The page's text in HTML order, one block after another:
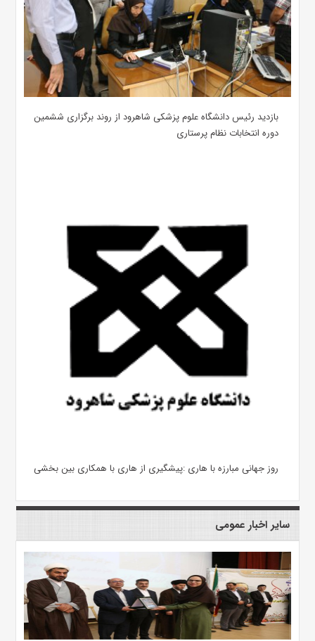
بازدید رئیس دانشگاه علوم پزشکی شاهرود از روند برگزاری ششمین
دوره انتخابات نظام پرستاری
روز جهانی مبارزه با هاری :پیشگیری از هاری با همکاری بین بخشی
سایر اخبار عمومی